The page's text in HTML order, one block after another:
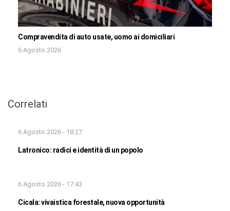
Compravendita di auto usate, uomo ai domiciliari
6 Agosto 2026
Correlati
6 Agosto 2026 - 18:27
Latronico: radici e identità di un popolo
6 Agosto 2026 - 17:43
Cicala: vivaistica forestale, nuova opportunità